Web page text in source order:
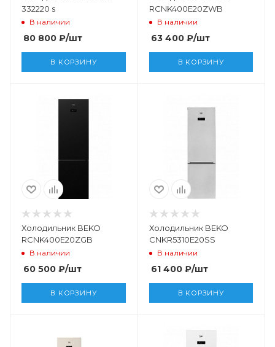
332220 s
В наличии
80 800 ₽/шт
В КОРЗИНУ
RCNK400E20ZWB
В наличии
63 400₽/шт
В КОРЗИНУ
Холодильник BEKO
RCNK400E20ZGB
В наличии
60 500 ₽/шт
В КОРЗИНУ
Холодильник BEKO
CNKR5310E20SS
В наличии
61 400₽/шт
В КОРЗИНУ